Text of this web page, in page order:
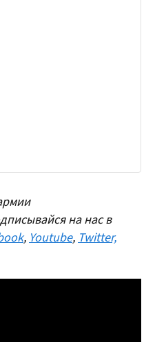
на нас в
,Youtube,Twitter,